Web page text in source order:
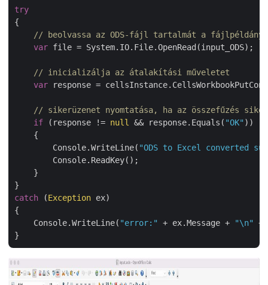
try
{
// beolvassa az ODS-fájl tartalmát a
var file = System.IO.File.OpenRead(input_ODS);
// inicializálja az átalakítási műveletet
var response =
// sikerüzenet nyomtatása, ha az összefűzés
if (response != null && response.Equals( "OK" ))
    {
        Console.WriteLine(
"ODS to Excel converted
        Console.ReadKey();
    }
catch (Exception ex)
{
    Console.WriteLine(
"error:" + ex.Message + "\n"
+